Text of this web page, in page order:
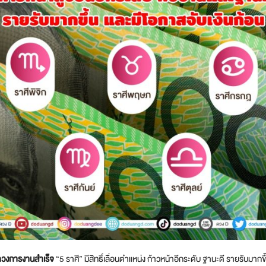
งการงานสำเร็จ“5 ราศี” มีสิทธิ์เลื่อนตำแหน่ง ก้าวหน้าอีกระดับ ฐานะดี รายรับมาก